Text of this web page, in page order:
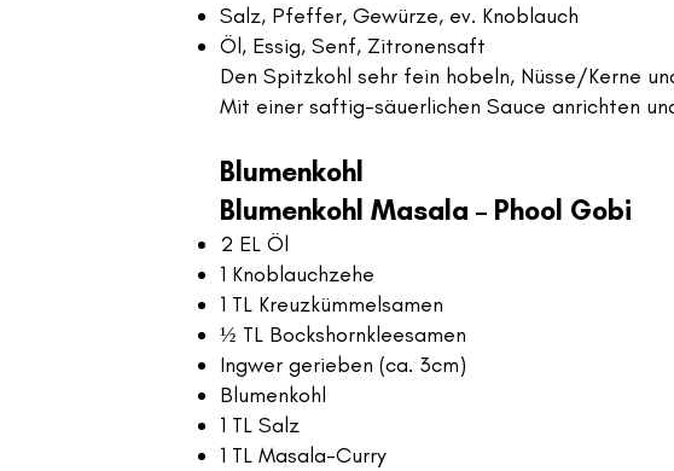
Salz, Pfeffer, Gewürze, ev. Knoblauch
Öl, Essig, Senf, Zitronensaft
Den Spitzkohl sehr fein hobeln, Nüsse/Kerne
Mit einer saftig-säuerlichen Sauce anrichten
Blumenkohl
Blumenkohl Masala – Phool Gobi
2 EL Öl
1 Knoblauchzehe
1 TL Kreuzkümmelsamen
½ TL Bockshornkleesamen
Ingwer gerieben (ca. 3cm)
Blumenkohl
1 TL Salz
1 TL Masala-Curry